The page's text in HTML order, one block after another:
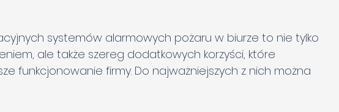
systemów alarmowych pożaru w biurze to nie tylko
ale także szereg dodatkowych korzyści, które
funkcjonowanie firmy. Do najważniejszych z nich można